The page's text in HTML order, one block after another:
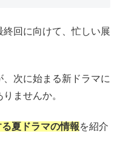
回に向けて、忙しい展
次に始まる新ドラマに
ませんか。
夏ドラマの情報を紹介